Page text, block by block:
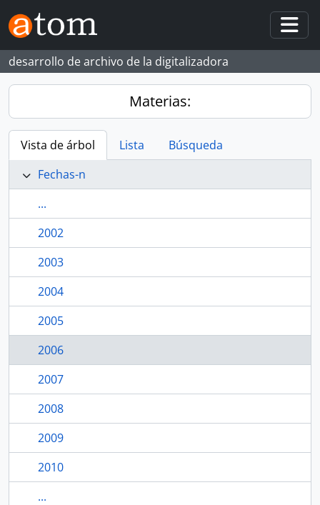
Skip to main content
desarrollo de archivo de la digitalizadora
Materias:
Vista de árbol Lista
Búsqueda
Fechas-n
...
2002
2003
2004
2005
2006
2007
2008
2009
2010
...